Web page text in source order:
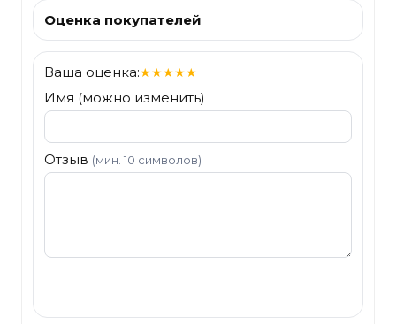
Оценка покупателей
Ваша оценка:★★★★★
Имя (можно изменить)
Отзыв (мин. 10 символов)